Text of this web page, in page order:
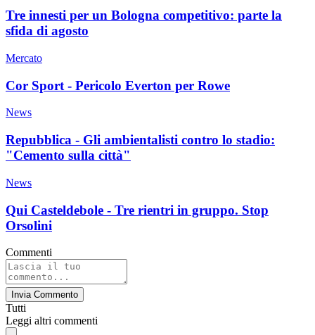
Tre innesti per un Bologna competitivo: parte la
sfida di agosto
Mercato
Cor Sport - Pericolo Everton per Rowe
News
Repubblica - Gli ambientalisti contro lo stadio:
"Cemento sulla città"
News
Qui Casteldebole - Tre rientri in gruppo. Stop
Orsolini
Commenti
Invia Commento
Tutti
Leggi altri commenti